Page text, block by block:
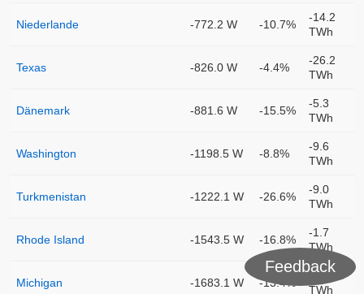
Niederlande -772.2 W -10.7%
-14.2
TWh
Texas -826.0 W -4.4%
-26.2
TWh
Dänemark -881.6 W -15.5%
-5.3
TWh
Washington -1198.5 W -8.8%
-9.6
TWh
Turkmenistan -1222.1 W -26.6%
-9.0
TWh
Rhode Island -1543.5 W -16.8%
-1.7
TWh
Michigan -1683.1 W -13.4%
-17.1
TWh
Feedback